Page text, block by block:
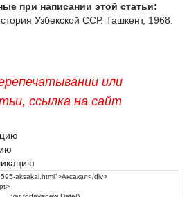
при написании этой статьи:
Узбекской ССР. Ташкент, 1968.
или
ссылка на сайт